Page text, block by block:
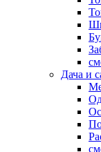
Дача и